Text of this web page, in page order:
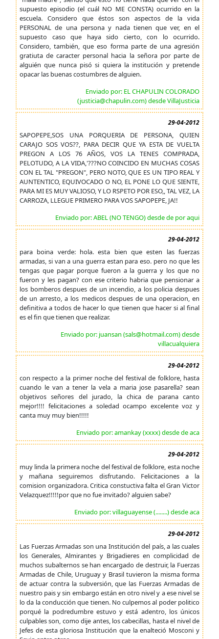
supuesto episodio (el cuál NO ME CONSTA) ocurrido en la
escuela. Considero que éstos son aspectos de la vida
PERSONAL de una persona y nada tienen que ver, en el
supuesto caso que haya sido cierto, con lo ocurrido.
Considero, también, que eso forma parte de una agresión
gratiuta de caracter personal hacia la señora por parte de
alguién que nunca pisó si quiera la institución y pretende
opacar las buenas costumbres de alguien.
Enviado por: EL CHAPULIN COLORADO
(justicia@chapulin.com) desde VillaJusticia
29-04-2012
SAPOPEPE,SOS UNA PORQUERIA DE PERSONA, QUIEN
CARAJO SOS VOS??, PARA DECIR QUE YA ESTA DE VUELTA
PREGON A LOS 76 AÑOS, VOS LA TENES COMPRADA,
PELOTUDO, A LA VIDA,'???NO COINCIDO EN MUCHAS COSAS
CON EL TAL "PREGON", PERO NOTO, QUE ES UN TIPO REAL Y
AUNTENTICO, EQUIVOCADO O NO, EL PONE LO QUE SIENTE,
PARA MI ES MUY VALIOSO, Y LO RSPETO POR ESO,, TAL VEZ, LA
CARROZA, LLEGUE PRIMERO PARA VOS SAPOPEPE, JA!!
Enviado por: ABEL (NO TENGO) desde de por aqui
29-04-2012
para boina verde: hola. esta bien que esten las fuerzas
armadas, si van a una guerra estan para eso. pero no que les
tengas que pagar porque fueron a la guerra y los que no
fueron y les pagan? con ese criterio habria que pensionar a
los bomberos despues de un incendio, a los policia despues
de un arresto, a los medicos despues de una operacion, en
definitiva a todos de hacer lo que tienen que hacer si al final
es el fin que tienen que realizar.
Enviado por: juansan (sals@hotmail.com) desde
villacualquiera
29-04-2012
con respecto a la primer noche del festival de folklore, hasta
cuando le van a tener la vela a maria jose pasarella? sean
objetivos señores del jurado, la chica de parana canto
mejor!!!! felicitaciones a soledad ocampo excelente voz y
canta muy muy bien!!!!!
Enviado por: amankay (xxxx) desde de aca
29-04-2012
muy linda la primera noche del festival de folklore, esta noche
y mañana seguiremos disfrutando. Felicitaciones a la
comision organizadora. Critica constuctiva falta el Gran Victor
Velazquez!!!!!por que no fue invitado? alguien sabe?
Enviado por: villaguayense (........) desde aca
29-04-2012
Las Fuerzas Armadas son una Institución del país, a las cuales
los Generales, Almirantes y Brigadieres en complicidad de
muchos subalternos se han encargado de destruir, la Fuerzas
Armadas de Chile, Uruguay y Brasil tuvieron la misma forma
de actuar contra la subversión, que las Fuerzas Armadas de
nuestro pais y sin embargo están en otro nivel y a ese nivel se
lo da la conducción que tienen. No culpemos al poder politico
porqué la podredumbre estuvo y está adentro, los únicos
culpables son, como dije antes, los cabecillas, hasta el nivel de
Jefes de esta gloriosa Institución que la enalteció Mosconi y